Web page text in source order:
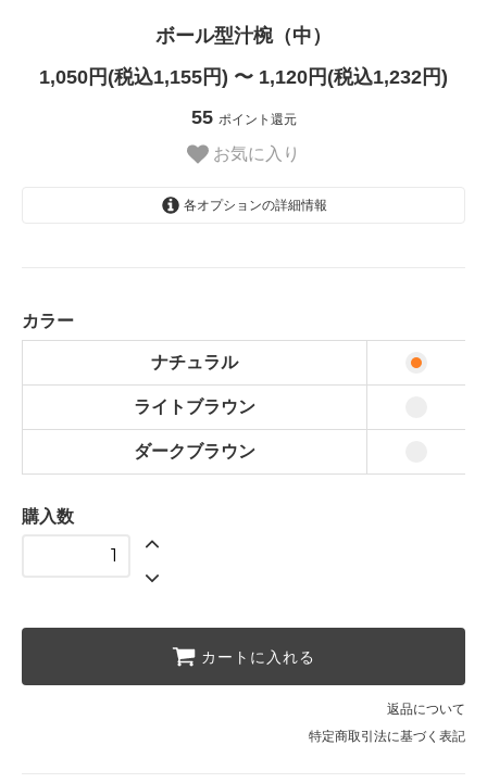
ボール型汁椀（中）
1,050円(税込1,155円) 〜 1,120円(税込1,232円)
55 ポイント還元
お気に入り
各オプションの詳細情報
カラー
ナチュラル
ライトブラウン
ダークブラウン
購入数
カートに入れる
返品について
特定商取引法に基づく表記